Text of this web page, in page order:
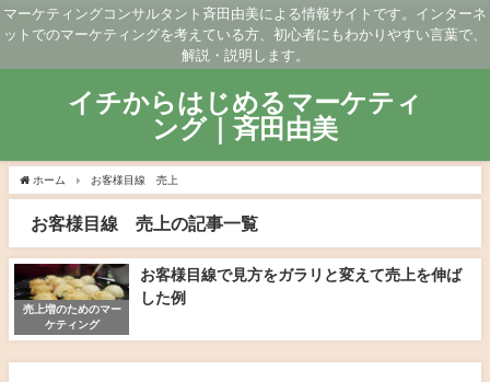
マーケティングコンサルタント斉田由美による情報サイトです。インターネ
ットでのマーケティングを考えている方、初心者にもわかりやすい言葉で、
解説・説明します。
イチからはじめるマーケティ
ング｜斉田由美
ホーム お客様目線 売上
お客様目線 売上の記事一覧
売上増のためのマー
ケティング
お客様目線で見方をガラリと変えて売上を伸ば
した例